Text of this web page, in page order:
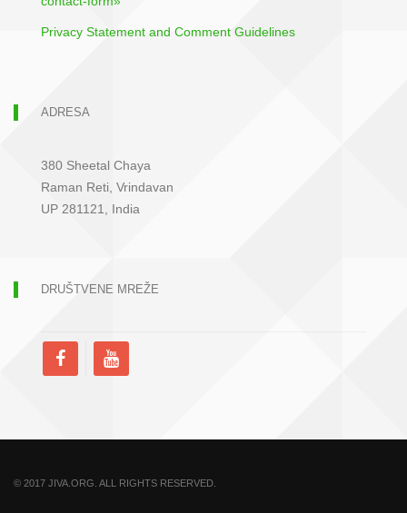
Privacy Statement and Comment Guidelines
ADRESA
380 Sheetal Chaya
Raman Reti, Vrindavan
UP 281121, India
DRUŠTVENE MREŽE
© 2017 JIVA.ORG. ALL RIGHTS RESERVED.